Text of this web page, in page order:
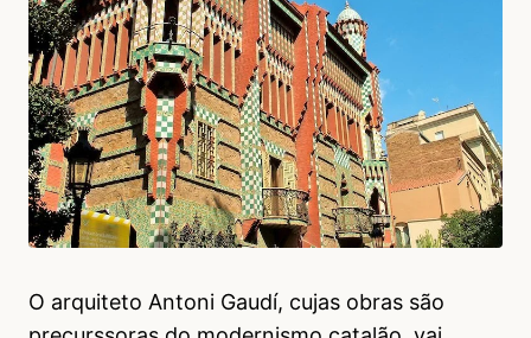
O arquiteto Antoni Gaudí, cujas obras são